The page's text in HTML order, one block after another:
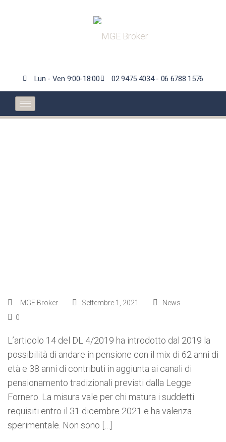
Lun - Ven 9:00-18:00 02 9475 4034 - 06 6788 1576
MGE Broker Settembre 1, 2021
News
0
L’articolo 14 del DL 4/2019 ha introdotto dal 2019 la
possibilità di andare in pensione con il mix di 62 anni di
età e 38 anni di contributi in aggiunta ai canali di
pensionamento tradizionali previsti dalla Legge
Fornero. La misura vale per chi matura i suddetti
requisiti entro il 31 dicembre 2021 e ha valenza
sperimentale. Non sono […]